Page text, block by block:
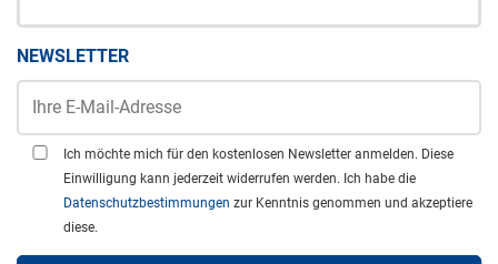
NEWSLETTER
Ich möchte mich für den kostenlosen Newsletter anmelden. Diese
Einwilligung kann jederzeit widerrufen werden. Ich habe die
Datenschutzbestimmungen zur Kenntnis genommen und akzeptiere
diese.